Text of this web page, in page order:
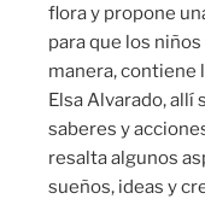
flora y propone
para que los
manera, contiene
Elsa Alvarado, allí
saberes y
resalta algunos
sueños, ideas y